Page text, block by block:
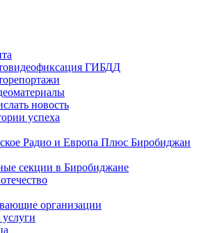
ГИБДД
новость
успеха
Радио и Европа Плюс Биробиджан
секции в Биробиджане
организации